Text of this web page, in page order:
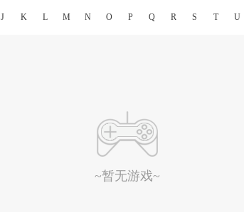
J K L M N O P Q R S T U
~暂无游戏~